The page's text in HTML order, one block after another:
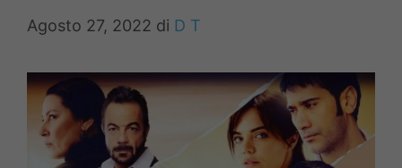
Agosto 27, 2022 di D T